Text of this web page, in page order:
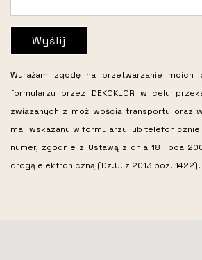
Wyślij
Wyrażam zgodę na przetwarzanie moich
formularzu przez DEKOKLOR w celu
związanych z możliwością transportu oraz
mail wskazany w formularzu lub
numer, zgodnie z Ustawą z dnia 18 lipca
drogą elektroniczną (Dz.U. z 2013 poz. 1422).